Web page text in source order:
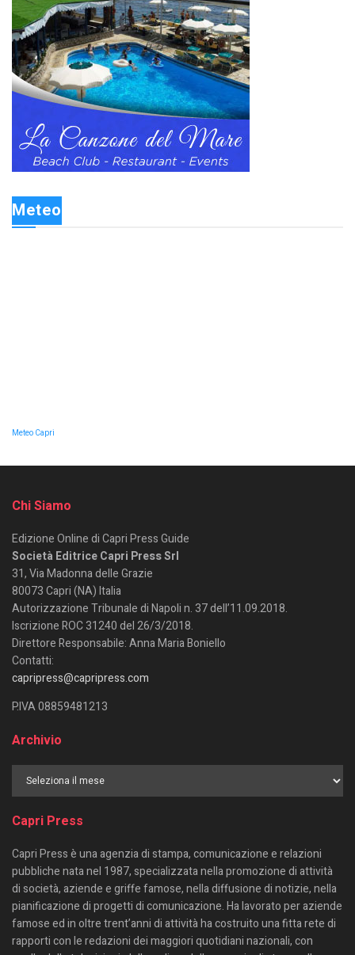
Meteo
Meteo Capri
Chi Siamo
Edizione Online di Capri Press Guide
Società Editrice Capri Press Srl
31, Via Madonna delle Grazie
80073 Capri (NA) Italia
Autorizzazione Tribunale di Napoli n. 37 dell’11.09.2018.
Iscrizione ROC 31240 del 26/3/2018.
Direttore Responsabile: Anna Maria Boniello
Contatti:
capripress@capripress.com
P.IVA 08859481213
Archivio
Capri Press
Capri Press è una agenzia di stampa, comunicazione e relazioni
pubbliche nata nel 1987, specializzata nella promozione di attività
di società, aziende e griffe famose, nella diffusione di notizie, nella
pianificazione di progetti di comunicazione. Ha lavorato per aziende
famose ed in oltre trent’anni di attività ha costruito una fitta rete di
rapporti con le redazioni dei maggiori quotidiani nazionali, con